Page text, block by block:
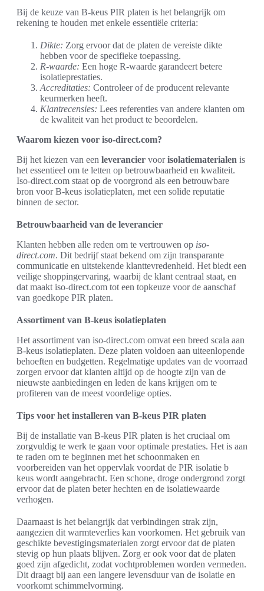
Bij de keuze van B-keus PIR platen is het belangrijk om
rekening te houden met enkele essentiële criteria:
Dikte: Zorg ervoor dat de platen de vereiste dikte
hebben voor de specifieke toepassing.
R-waarde: Een hoge R-waarde garandeert betere
isolatieprestaties.
Accreditaties: Controleer of de producent relevante
keurmerken heeft.
Klantrecensies: Lees referenties van andere klanten om
de kwaliteit van het product te beoordelen.
Waarom kiezen voor iso-direct.com?
Bij het kiezen van een leverancier voorisolatiematerialen is
het essentieel om te letten op betrouwbaarheid en kwaliteit.
Iso-direct.com staat op de voorgrond als een betrouwbare
bron voor B-keus isolatieplaten, met een solide reputatie
binnen de sector.
Betrouwbaarheid van de leverancier
Klanten hebben alle reden om te vertrouwen op iso-
direct.com. Dit bedrijf staat bekend om zijn transparante
communicatie en uitstekende klanttevredenheid. Het biedt een
veilige shoppingervaring, waarbij de klant centraal staat, en
dat maakt iso-direct.com tot een topkeuze voor de aanschaf
van goedkope PIR platen.
Assortiment van B-keus isolatieplaten
Het assortiment van iso-direct.com omvat een breed scala aan
B-keus isolatieplaten. Deze platen voldoen aan uiteenlopende
behoeften en budgetten. Regelmatige updates van de voorraad
zorgen ervoor dat klanten altijd op de hoogte zijn van de
nieuwste aanbiedingen en leden de kans krijgen om te
profiteren van de meest voordelige opties.
Tips voor het installeren van B-keus PIR platen
Bij de installatie van B-keus PIR platen is het cruciaal om
zorgvuldig te werk te gaan voor optimale prestaties. Het is aan
te raden om te beginnen met het schoonmaken en
voorbereiden van het oppervlak voordat de PIR isolatie b
keus wordt aangebracht. Een schone, droge ondergrond zorgt
ervoor dat de platen beter hechten en de isolatiewaarde
verhogen.
Daarnaast is het belangrijk dat verbindingen strak zijn,
aangezien dit warmteverlies kan voorkomen. Het gebruik van
geschikte bevestigingsmaterialen zorgt ervoor dat de platen
stevig op hun plaats blijven. Zorg er ook voor dat de platen
goed zijn afgedicht, zodat vochtproblemen worden vermeden.
Dit draagt bij aan een langere levensduur van de isolatie en
voorkomt schimmelvorming.